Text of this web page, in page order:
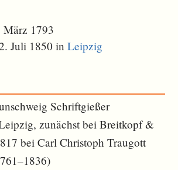
März 1793
Juli 1850 inLeipzig
Schriftgießer
zunächst bei Breitkopf &
bei Carl Christoph Traugott